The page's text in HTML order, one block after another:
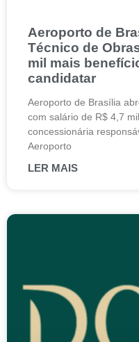
Aeroporto de
Técnico de
mil mais
candidatar
Aeroporto de Brasília
com salário de R$ 4,7
concessionária
Aeroporto
LER MAIS